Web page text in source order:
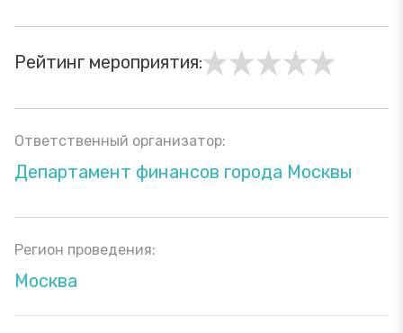
Рейтинг мероприятия:
Ответственный организатор:
Департамент финансов города Москвы
Регион проведения:
Москва